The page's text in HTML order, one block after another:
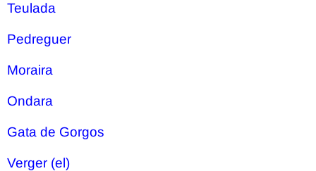
Teulada
Pedreguer
Moraira
Ondara
Gata de Gorgos
Verger (el)